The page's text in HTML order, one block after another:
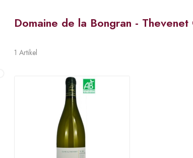
Domaine de la Bongran - Thevenet
1 Artikel